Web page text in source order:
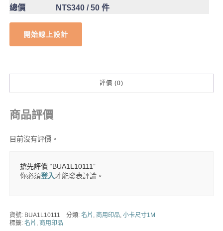
總價
NT$340/ 50 件
開始線上設計
評價 (0)
商品評價
目前沒有評價。
搶先評價 “BUA1L10111”
你必須登入才能發表評論。
貨號: BUA1L10111 分類: 名片 商用印品 小卡尺寸1M
標籤: 名片 商用印品